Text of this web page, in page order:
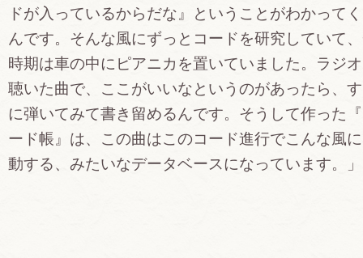
ドが入っているからだな』ということがわかって
んです。そんな風にずっとコードを研究していて
時期は車の中にピアニカを置いていました。ラジ
聴いた曲で、ここがいいなというのがあったら、
に弾いてみて書き留めるんです。そうして作った
ード帳』は、この曲はこのコード進行でこんな風
動する、みたいなデータベースになっています。」